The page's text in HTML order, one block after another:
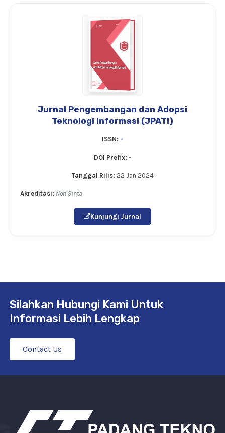
Jurnal Pengembangan dan Adopsi
Teknologi Informasi (JPATI)
ISSN: -
DOI Prefix: -
Tanggal Rilis: 22 Jan 2024
Akreditasi: Non Sinta
Kunjungi Jurnal
Silahkan Hubungi Kami Untuk
Informasi Lebih Lengkap
Contact Us